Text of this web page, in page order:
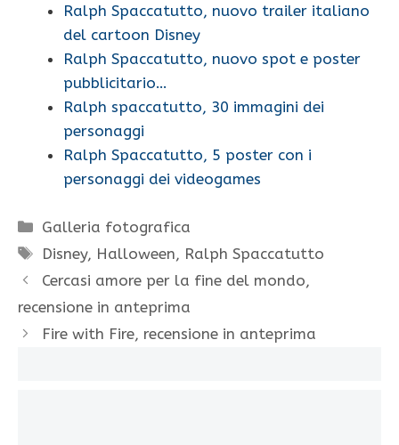
Ralph Spaccatutto, nuovo trailer italiano
del cartoon Disney
Ralph Spaccatutto, nuovo spot e poster
pubblicitario…
Ralph spaccatutto, 30 immagini dei
personaggi
Ralph Spaccatutto, 5 poster con i
personaggi dei videogames
Categorie
Galleria fotografica
Tag
Disney, Halloween, Ralph Spaccatutto
Cercasi amore per la fine del mondo,
recensione in anteprima
Fire with Fire, recensione in anteprima